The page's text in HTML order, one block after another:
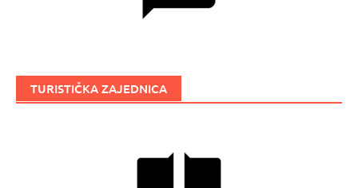
TURISTIČKA ZAJEDNICA